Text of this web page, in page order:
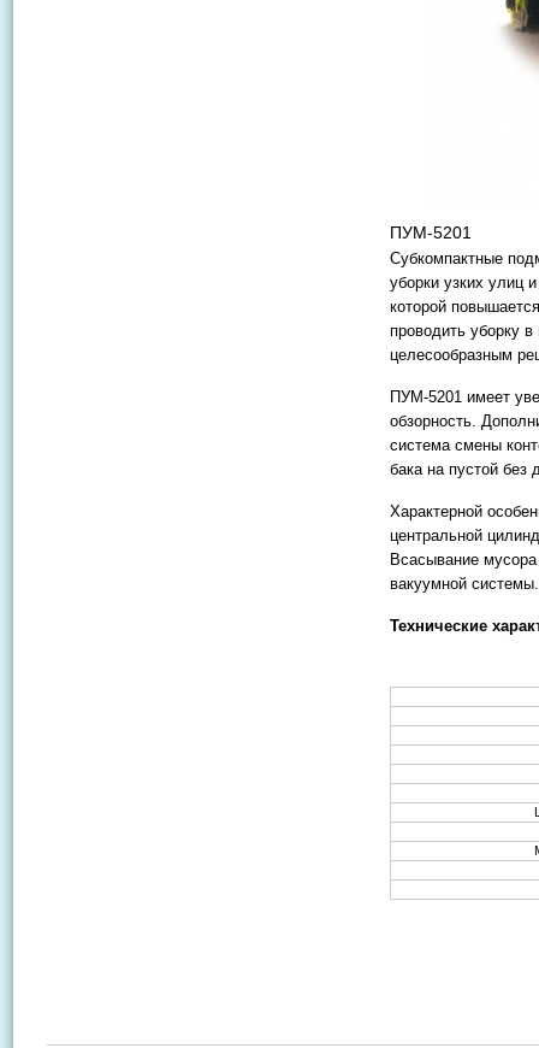
ПУМ-5201
Субкомпактные
уборки узких улиц
которой
проводить уборку
целесообразным
ПУМ-5201 имеет
обзорность.
система смены
бака на пустой без
Характерной
центральной
Всасывание
вакуумной системы.
Технические